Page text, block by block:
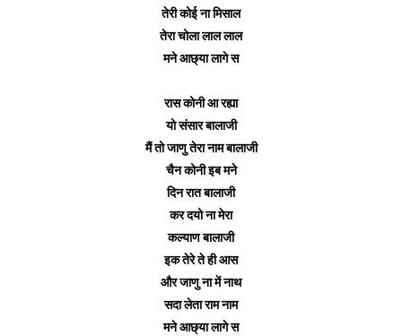
तेरी कोई ना मिसाल
तेरा चोला लाल लाल
मने आछ्या लागे स
रास कोनी आ रह्या
यो संसार बालाजी
मैं तो जाणु तेरा नाम बालाजी
चैन कोनी इब मने
दिन रात बालाजी
कर दयो ना मेरा
कल्याण बालाजी
इक तेरे ते ही आस
और जाणु ना में नाथ
सदा लेता राम नाम
मने आछ्या लागे स